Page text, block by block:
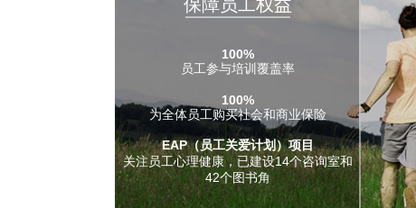
保障员工权益
100%
员工参与培训覆盖率
100%
为全体员工购买社会和商业保险
EAP（员工关爱计划）项目
关注员工心理健康，已建设14个咨询室和
42个图书角